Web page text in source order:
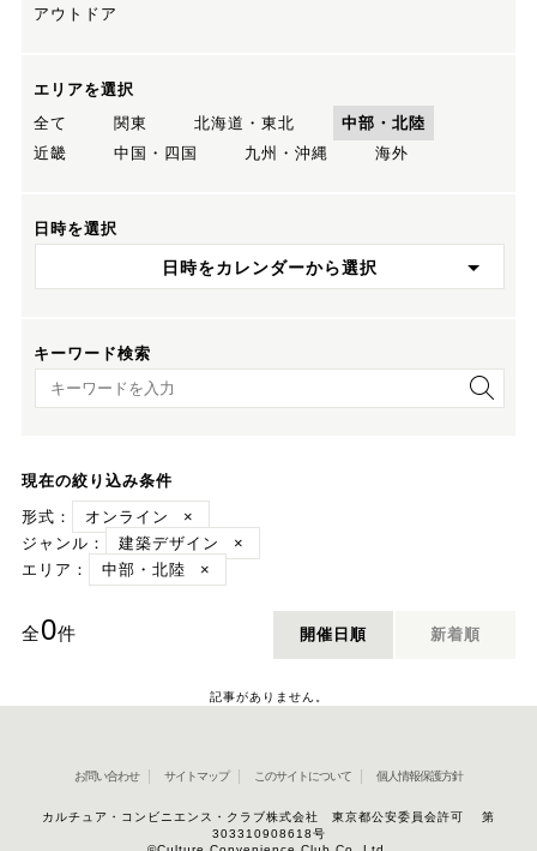
アウトドア
エリアを選択
全て
関東 北海道・東北
中部・北陸
近畿
中国・四国 九州・沖縄 海外
日時を選択
日時をカレンダーから選択
キーワード検索
キーワード検索
現在の絞り込み条件
形式：
オンライン
×
ジャンル：
建築デザイン
×
エリア：
中部・北陸 ×
全0件 開催日順 新着順
記事がありません。
お問い合わせ サイトマップ このサイトについて 個人情報保護方針
カルチュア・コンビニエンス・クラブ株式会社 東京都公安委員会許可 第
303310908618号